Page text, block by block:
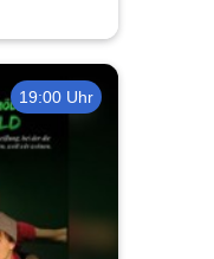
19:00 Uhr